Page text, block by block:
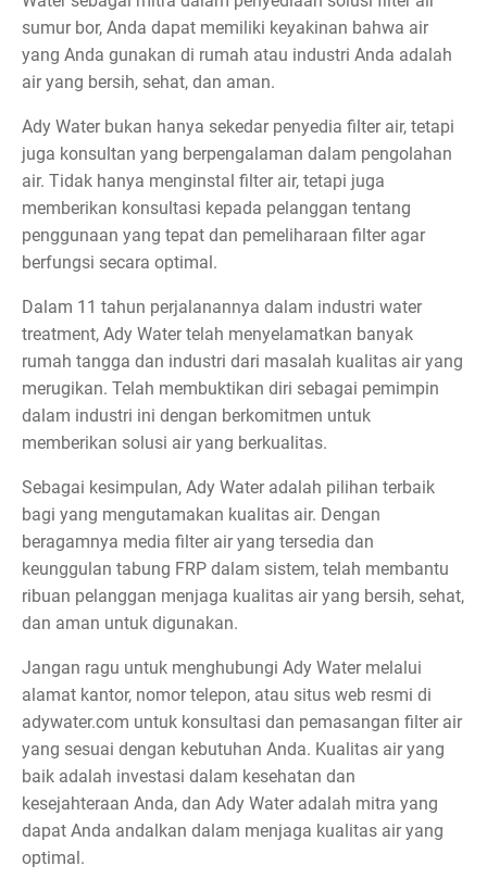
sumur bor, Anda dapat memiliki keyakinan bahwa air
yang Anda gunakan di rumah atau industri Anda adalah
air yang bersih, sehat, dan aman.
Ady Water bukan hanya sekedar penyedia filter air, tetapi
juga konsultan yang berpengalaman dalam pengolahan
air. Tidak hanya menginstal filter air, tetapi juga
memberikan konsultasi kepada pelanggan tentang
penggunaan yang tepat dan pemeliharaan filter agar
berfungsi secara optimal.
Dalam 11 tahun perjalanannya dalam industri water
treatment, Ady Water telah menyelamatkan banyak
rumah tangga dan industri dari masalah kualitas air yang
merugikan. Telah membuktikan diri sebagai pemimpin
dalam industri ini dengan berkomitmen untuk
memberikan solusi air yang berkualitas.
Sebagai kesimpulan, Ady Water adalah pilihan terbaik
bagi yang mengutamakan kualitas air. Dengan
beragamnya media filter air yang tersedia dan
keunggulan tabung FRP dalam sistem, telah membantu
ribuan pelanggan menjaga kualitas air yang bersih, sehat,
dan aman untuk digunakan.
Jangan ragu untuk menghubungi Ady Water melalui
alamat kantor, nomor telepon, atau situs web resmi di
adywater.com untuk konsultasi dan pemasangan filter air
yang sesuai dengan kebutuhan Anda. Kualitas air yang
baik adalah investasi dalam kesehatan dan
kesejahteraan Anda, dan Ady Water adalah mitra yang
dapat Anda andalkan dalam menjaga kualitas air yang
optimal.